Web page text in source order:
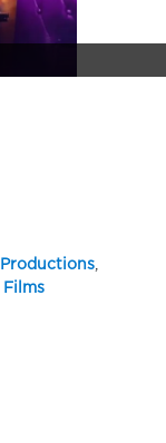
,
Films